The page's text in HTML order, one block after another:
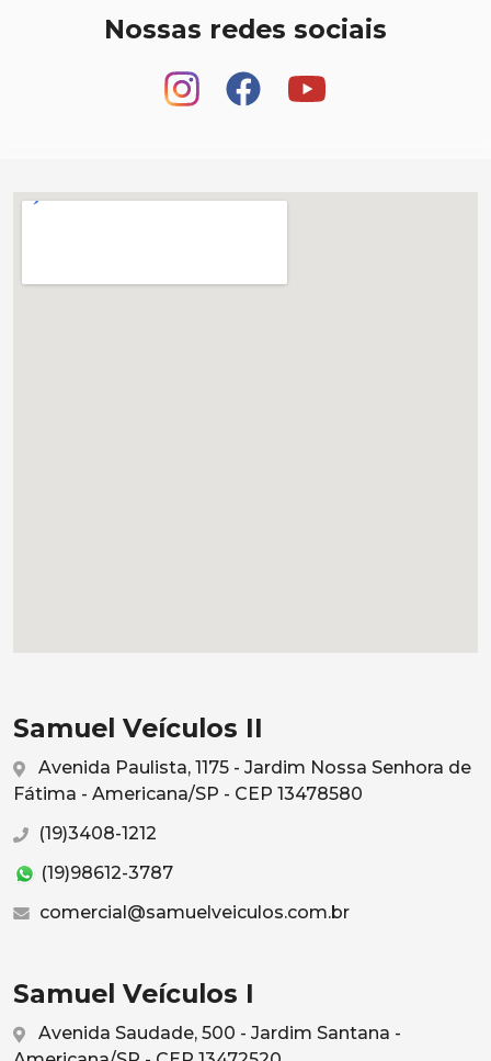
Nossas redes sociais
Samuel Veículos II
Avenida Paulista, 1175 - Jardim Nossa Senhora de
Fátima - Americana/SP - CEP 13478580
(19)3408-1212
(19)98612-3787
comercial@samuelveiculos.com.br
Samuel Veículos I
Avenida Saudade, 500 - Jardim Santana -